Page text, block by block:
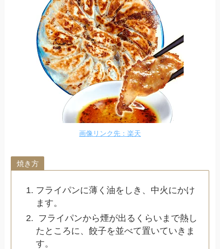
画像リンク先：楽天
焼き方
フライパンに薄く油をしき、中火にかけ
ます。
フライパンから煙が出るくらいまで熱し
たところに、餃子を並べて置いていきま
す。